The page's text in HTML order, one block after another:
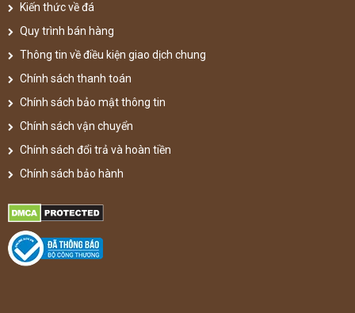
Kiến thức về đá
Quy trình bán hàng
Thông tin về điều kiện giao dịch chung
Chính sách thanh toán
Chính sách bảo mật thông tin
Chính sách vận chuyển
Chính sách đổi trả và hoàn tiền
Chính sách bảo hành